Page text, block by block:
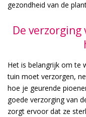
gezondheid van de
De verzorging
Het is belangrijk om te
tuin moet verzorgen,
hoe je geurende
goede verzorging van
zorgt ervoor dat ze